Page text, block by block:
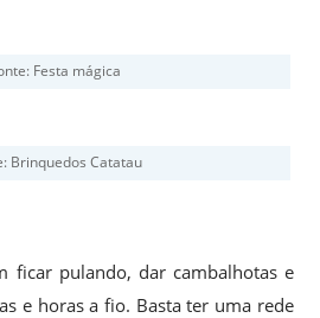
Festa mágica
Brinquedos Catatau
ficar pulando, dar cambalhotas e
e horas a fio. Basta ter uma rede